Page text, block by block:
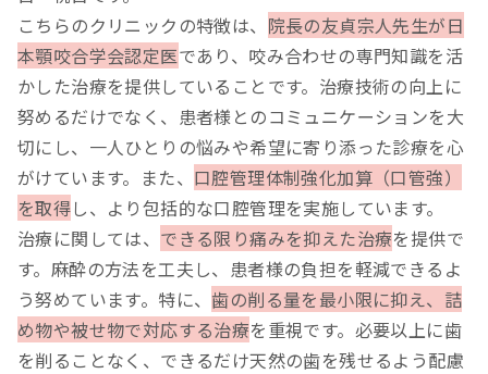
こちらのクリニックの特徴は、 院長の友貞宗人先生が日
本顎咬合学会認定医であり、咬み合わせの専門知識を活
かした治療を提供していることです。治療技術の向上に
努めるだけでなく、患者様とのコミュニケーションを大
切にし、一人ひとりの悩みや希望に寄り添った診療を心
がけています。また、 口腔管理体制強化加算（口管強）
を取得し、より包括的な口腔管理を実施しています。
治療に関しては、 できる限り痛みを抑えた治療を提供で
す。麻酔の方法を工夫し、患者様の負担を軽減できるよ
う努めています。特に、 歯の削る量を最小限に抑え、詰
め物や被せ物で対応する治療を重視です。必要以上に歯
を削ることなく、できるだけ天然の歯を残せるよう配慮